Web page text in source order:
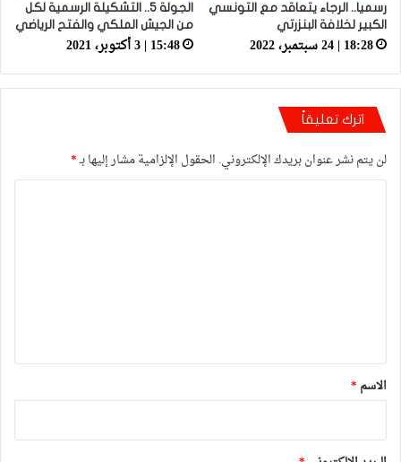
رسميا.. الرجاء يتعاقد مع التونسي
الكبير لخلافة البنزرتي
18:28 | 24 سبتمبر، 2022
الجولة 5.. التشكيلة الرسمية لكل
من الجيش الملكي والفتح الرياضي
15:48 | 3 أكتوبر، 2021
اترك تعليقاً
لن يتم نشر عنوان بريدك الإلكتروني. الحقول الإلزامية مشار إليها بـ*
*
الاسم *